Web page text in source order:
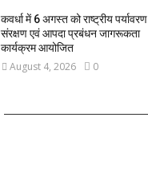
कवर्धा में 6 अगस्त को राष्ट्रीय पर्यावरण
संरक्षण एवं आपदा प्रबंधन जागरूकता
कार्यक्रम आयोजित
August 4, 2026 0